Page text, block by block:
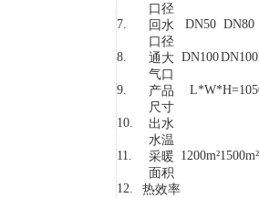
口径
7.
回水
口径
DN50 DN80
8.
通大
气口
DN100DN100
9.
产品
尺寸
10.
出水
水温
11.
采暖
面积
1200m²1500m²
12. 热效率